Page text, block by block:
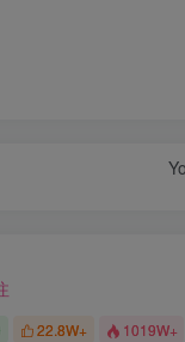
22.8W+ 1019W+